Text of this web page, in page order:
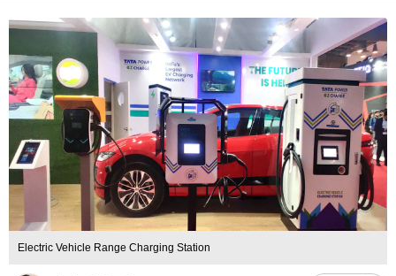
Electric Vehicle Range Charging Station